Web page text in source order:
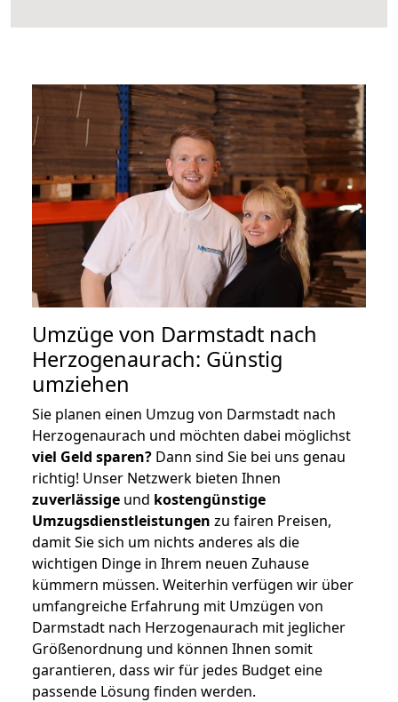
Umzüge von Darmstadt nach
Herzogenaurach: Günstig
umziehen
Sie planen einen Umzug von Darmstadt nach
Herzogenaurach und möchten dabei möglichst
viel Geld sparen? Dann sind Sie bei uns genau
richtig! Unser Netzwerk bieten Ihnen
zuverlässige und kostengünstige
Umzugsdienstleistungen zu fairen Preisen,
damit Sie sich um nichts anderes als die
wichtigen Dinge in Ihrem neuen Zuhause
kümmern müssen. Weiterhin verfügen wir über
umfangreiche Erfahrung mit Umzügen von
Darmstadt nach Herzogenaurach mit jeglicher
Größenordnung und können Ihnen somit
garantieren, dass wir für jedes Budget eine
passende Lösung finden werden.